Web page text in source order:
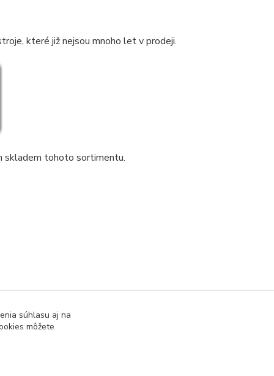
které již nejsou mnoho let v prodeji.
skladem tohoto sortimentu.
súhlasu aj na
môžete